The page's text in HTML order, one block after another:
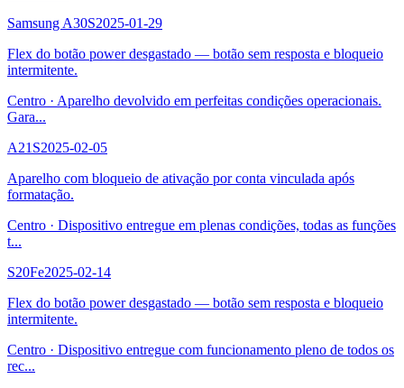
Samsung A30S2025-01-29
Flex do botão power desgastado — botão sem resposta e bloqueio
intermitente.
Centro · Aparelho devolvido em perfeitas condições operacionais.
Gara...
A21S2025-02-05
Aparelho com bloqueio de ativação por conta vinculada após
formatação.
Centro · Dispositivo entregue em plenas condições, todas as funções
t...
S20Fe2025-02-14
Flex do botão power desgastado — botão sem resposta e bloqueio
intermitente.
Centro · Dispositivo entregue com funcionamento pleno de todos os
rec...